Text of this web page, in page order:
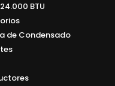
24.000 BTU
de Condensado